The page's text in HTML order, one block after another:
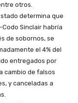
otros.
determina que
Sinclair habría
de sobornos, se
el 4% del
entregados por
cambio de falsos
y canceladas a